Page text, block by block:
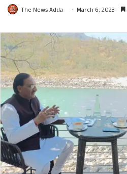
The News Adda March 6, 2023